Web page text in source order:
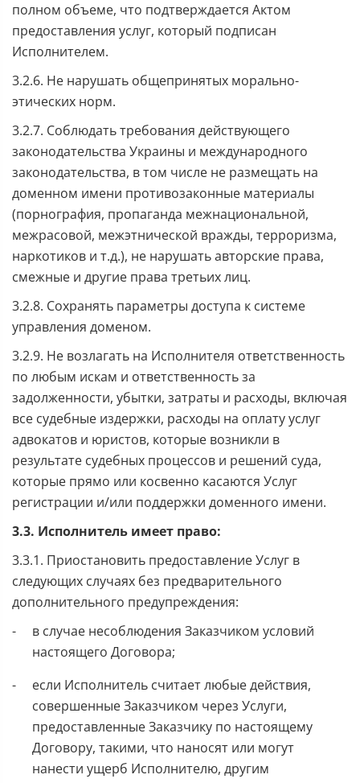
полном объеме, что подтверждается Актом
предоставления услуг, который подписан
Исполнителем.
3.2.6. Не нарушать общепринятых морально-
этических норм.
3.2.7. Соблюдать требования действующего
законодательства Украины и международного
законодательства, в том числе не размещать на
доменном имени противозаконные материалы
(порнография, пропаганда межнациональной,
межрасовой, межэтнической вражды, терроризма,
наркотиков и т.д.), не нарушать авторские права,
смежные и другие права третьих лиц.
3.2.8. Сохранять параметры доступа к системе
управления доменом.
3.2.9. Не возлагать на Исполнителя ответственность
по любым искам и ответственность за
задолженности, убытки, затраты и расходы, включая
все судебные издержки, расходы на оплату услуг
адвокатов и юристов, которые возникли в
результате судебных процессов и решений суда,
которые прямо или косвенно касаются Услуг
регистрации и/или поддержки доменного имени.
3.3. Исполнитель имеет право:
3.3.1. Приостановить предоставление Услуг в
следующих случаях без предварительного
дополнительного предупреждения:
в случае несоблюдения Заказчиком условий
настоящего Договора;
если Исполнитель считает любые действия,
совершенные Заказчиком через Услуги,
предоставленные Заказчику по настоящему
Договору, такими, что наносят или могут
нанести ущерб Исполнителю, другим